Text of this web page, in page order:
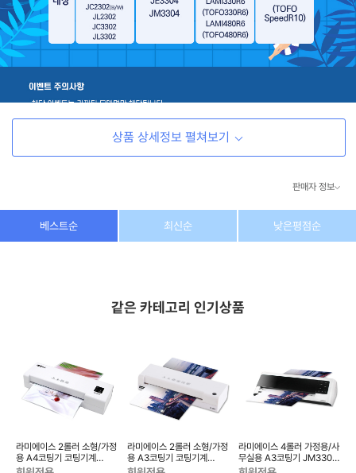
상품 상세정보 펼쳐보기
판매자 정보
상호/대표자 (주) 동이커머스
소재지 경기도 고양시 덕양구 꽃마을로64, 1235호
베스트순 최신순 낮은평점순
같은 카테고리 인기상품
라미에이스 2롤러 소형/가정
용 A4코팅기 코팅기계
LA2302A 무열코팅 용지걸
라미에이스 2롤러 소형/가정
용 A3코팅기 코팅기계
UL3302 역회전 용지걸림제
라미에이스 4롤러 가정용/사
무실용 A3코팅기 JM3304
무열코팅 역회전 용지걸림...